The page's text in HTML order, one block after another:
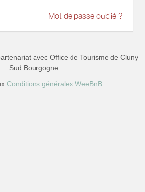
Mot de passe oublié ?
avec Office de Tourisme de Cluny
Sud Bourgogne
Conditions générales WeeBnB.